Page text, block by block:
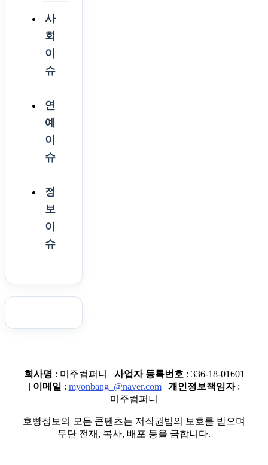
사
회
이
슈
연
예
이
슈
정
보
이
슈
회사명 : 미주컴퍼니 | 사업자 등록번호 : 336-18-01601
| 이메일 : myonbang_@naver.com| 개인정보책임자:
미주컴퍼니
호빵정보의 모든 콘텐츠는 저작권법의 보호를 받으며
무단 전재, 복사, 배포 등을 금합니다.